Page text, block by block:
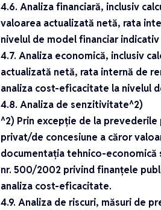
4.6. Analiza financiară, inclusiv
valoarea actualizată netă, rata
nivelul de model financiar indicativ
4.7. Analiza economică, inclusiv
actualizată netă, rata internă de
analiza cost-eficacitate la nivelul
4.8. Analiza de senzitivitate^2)
^2) Prin excepție de la
privat/de concesiune a căror
documentația tehnico-
nr. 500/2002 privind finanțele
analiza cost-eficacitate.
4.9. Analiza de riscuri, măsuri de